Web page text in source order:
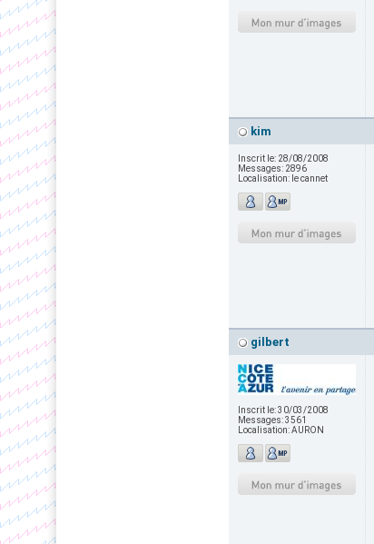
kim
Inscrit le: 28/08/2008
Messages: 2896
Localisation: le cannet
gilbert
Inscrit le:30/03/2008
Messages:3561
Localisation:AURON